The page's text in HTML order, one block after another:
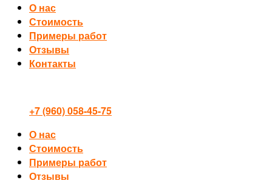
О нас
Стоимость
Примеры работ
Отзывы
Контакты
+7 (960) 058-45-75
О нас
Стоимость
Примеры работ
Отзывы